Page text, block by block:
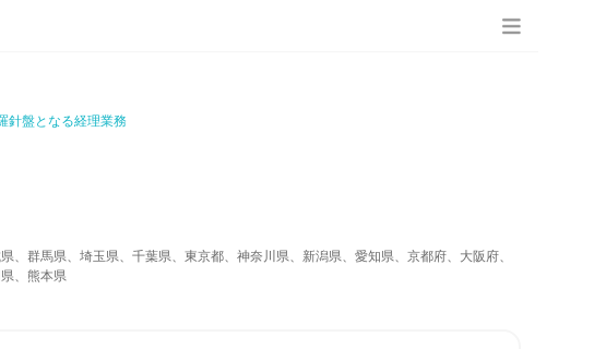
針盤となる経理業務
、群馬県、埼玉県、千葉県、東京都、神奈川県、新潟県、愛知県、京都府、大阪府、
、熊本県